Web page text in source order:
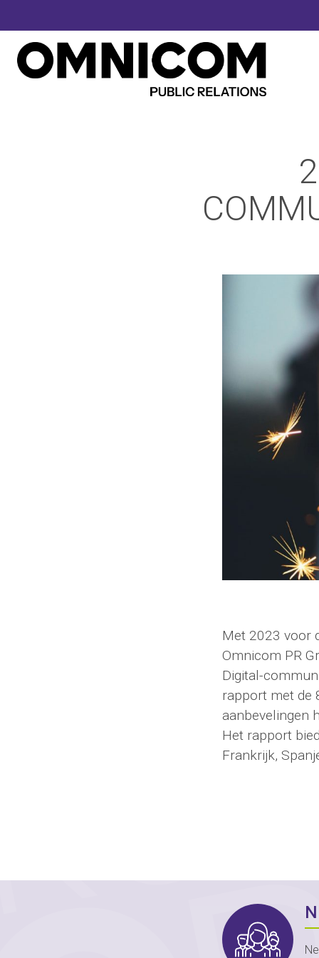
Met 2023 voor
Omnicom PR
Digital-
rapport met de
aanbevelingen
Het rapport
Frankrijk,